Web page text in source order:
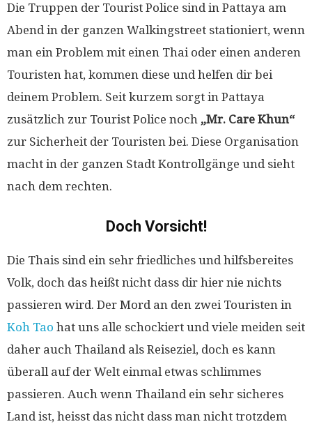
Die Truppen der Tourist Police sind in Pattaya am
Abend in der ganzen Walkingstreet stationiert, wenn
man ein Problem mit einen Thai oder einen anderen
Touristen hat, kommen diese und helfen dir bei
deinem Problem. Seit kurzem sorgt in Pattaya
zusätzlich zur Tourist Police noch „Mr. Care Khun“
zur Sicherheit der Touristen bei. Diese Organisation
macht in der ganzen Stadt Kontrollgänge und sieht
nach dem rechten.
Doch Vorsicht!
Die Thais sind ein sehr friedliches und hilfsbereites
Volk, doch das heißt nicht dass dir hier nie nichts
passieren wird. Der Mord an den zwei Touristen in
Koh Tao hat uns alle schockiert und viele meiden seit
daher auch Thailand als Reiseziel, doch es kann
überall auf der Welt einmal etwas schlimmes
passieren. Auch wenn Thailand ein sehr sicheres
Land ist, heisst das nicht dass man nicht trotzdem